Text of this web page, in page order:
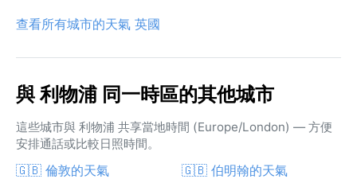
查看所有城市的天氣 英國
與 利物浦 同一時區的其他城市
這些城市與 利物浦 共享當地時間 (Europe/London) — 方便
安排通話或比較日照時間。
🇬🇧 倫敦的天氣 🇬🇧 伯明翰的天氣